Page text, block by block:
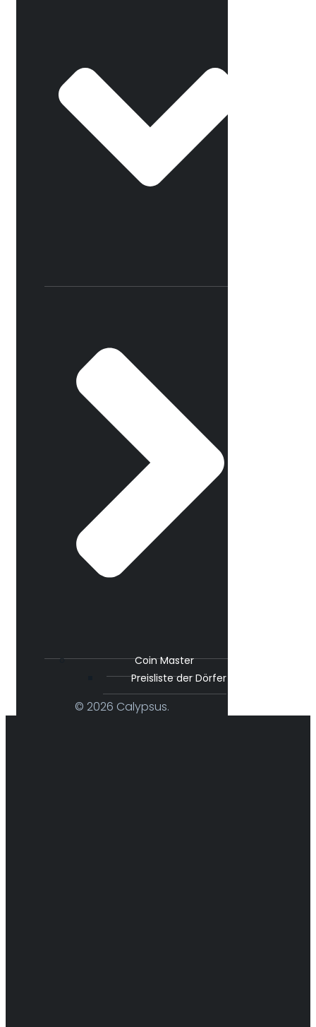
Coin Master
Preisliste der Dörfer
© 2026 Calypsus.